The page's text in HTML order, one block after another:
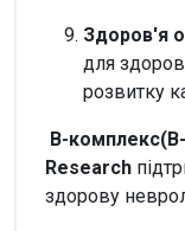
Здоров'я
для
розвитку
В-
Research
здорову